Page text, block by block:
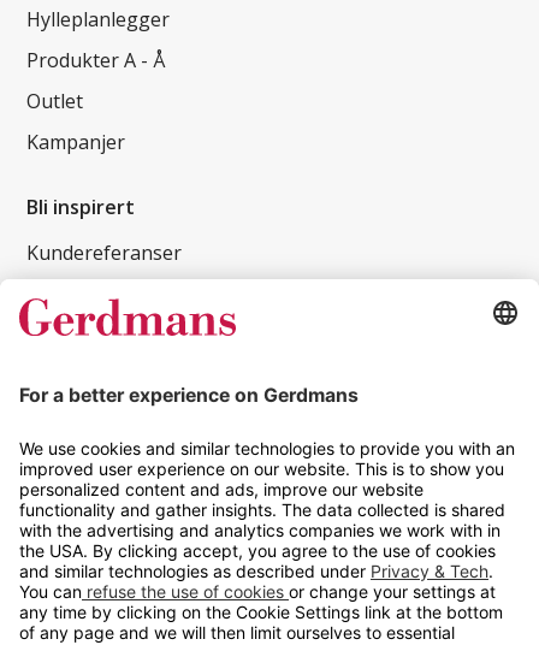
Hylleplanlegger
Produkter A - Å
Outlet
Kampanjer
Bli inspirert
Kundereferanser
Magasin
Tips og guider
Kontakt
info@gerdmans.no
67 80 56 20
Åpningstid
Hverdager 08:00-16:00